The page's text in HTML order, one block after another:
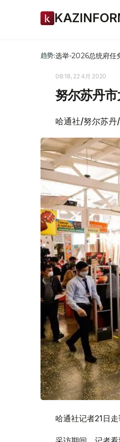
趋势:选举-2026总统府任
08:18, 22 4月 2020
努尔苏丹
哈通社/努尔苏丹
哈通社记者21日